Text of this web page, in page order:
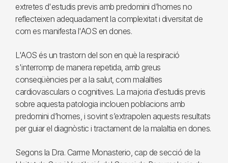
extretes d'estudis previs amb predomini d’homes no
reflecteixen adequadament la complexitat i diversitat de
com es manifesta l'AOS en dones.
L'AOS és un trastorn del son en què la respiració
s'interromp de manera repetida, amb greus
conseqüències per a la salut, com malalties
cardiovasculars o cognitives. La majoria d’estudis previs
sobre aquesta patologia inclouen poblacions amb
predomini d’homes, i sovint s’extrapolen aquests resultats
per guiar el diagnòstic i tractament de la malaltia en dones.
Segons la Dra. Carme Monasterio, cap de secció de la